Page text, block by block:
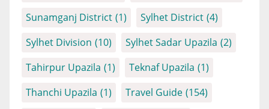
Sunamganj District (1) Sylhet District (4)
Sylhet Division (10) Sylhet Sadar Upazila (2)
Tahirpur Upazila (1) Teknaf Upazila (1)
Thanchi Upazila (1) Travel Guide (154)